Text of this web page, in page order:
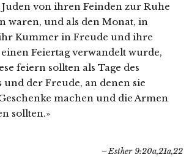
von ihren Feinden zur Ruhe
waren, und als den Monat, in
Kummer in Freude und ihre
Feiertag verwandelt wurde,
feiern sollten als Tage des
und der Freude, an denen sie
machen und die Armen
sollten.»
Esther 9:20a,21a,22